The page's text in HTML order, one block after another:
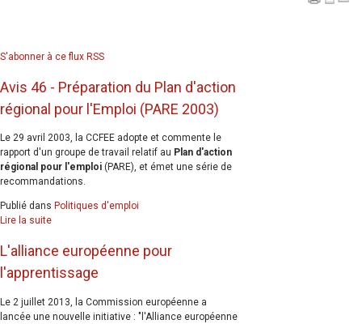
S'abonner à ce flux RSS
Avis 46 - Préparation du Plan d'action
régional pour l'Emploi (PARE 2003)
Le 29 avril 2003, la CCFEE adopte et commente le
rapport d'un groupe de travail relatif au Plan d'action
régional pour l'emploi (PARE), et émet une série de
recommandations.
Publié dans Politiques d'emploi
Lire la suite
L'alliance européenne pour
l'apprentissage
Le 2 juillet 2013, la Commission européenne a
lancée une nouvelle initiative : "l'Alliance européenne